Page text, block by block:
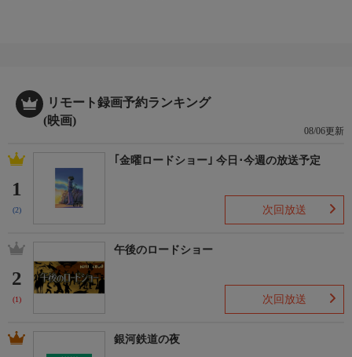
リモート録画予約ランキング
(映画)
08/06更新
1
(2)
｢金曜ロードショー｣ 今日･今週の放送予定
次回放送
2
(1)
午後のロードショー
次回放送
銀河鉄道の夜